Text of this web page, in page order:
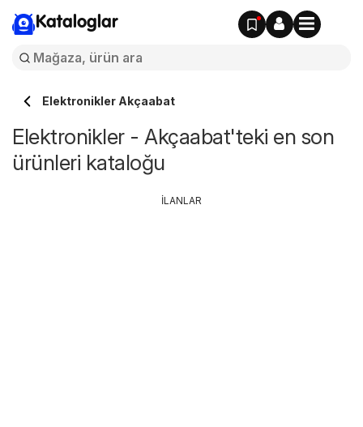
Kataloglar
Elektronikler Akçaabat
Elektronikler - Akçaabat'teki en son
ürünleri kataloğu
İLANLAR